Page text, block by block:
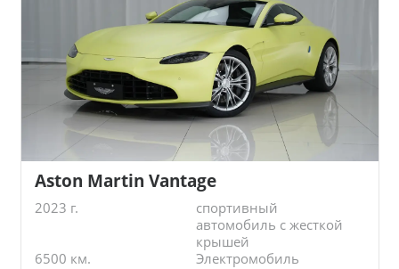
Aston Martin Vantage
2023 г.
спортивный
автомобиль с жесткой
крышей
6500 км.
Электромобиль